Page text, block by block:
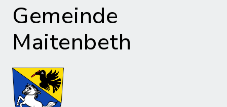
Gemeinde
Maitenbeth